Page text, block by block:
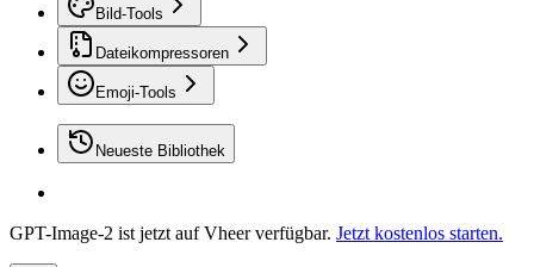
Bild-Tools
Dateikompressoren
Emoji-Tools
Neueste Bibliothek
GPT-Image-2 ist jetzt auf Vheer verfügbar. Jetzt kostenlos starten.